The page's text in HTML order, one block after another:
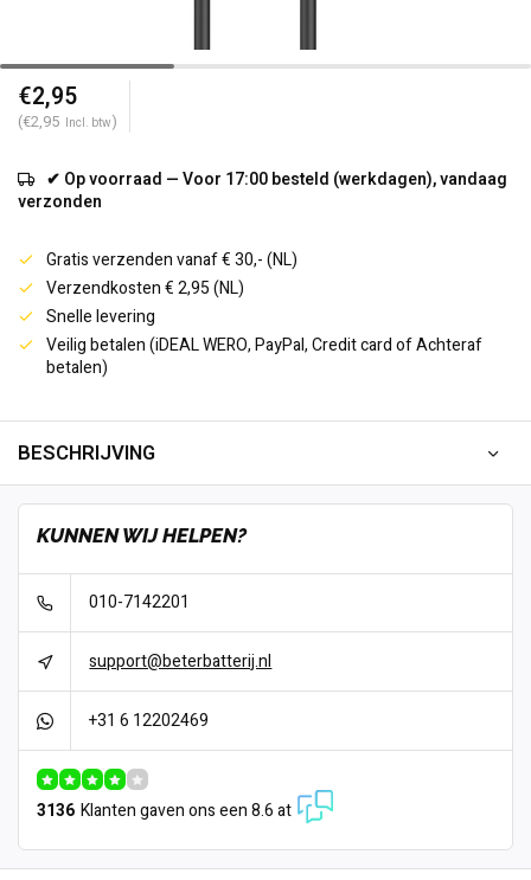
€2,95
(€2,95 Incl. btw)
✔ Op voorraad — Voor 17:00 besteld (werkdagen), vandaag
verzonden
Gratis verzenden vanaf € 30,- (NL)
Verzendkosten € 2,95 (NL)
Snelle levering
Veilig betalen (iDEAL WERO, PayPal, Credit card of Achteraf
betalen)
BESCHRIJVING
KUNNEN WIJ HELPEN?
010-7142201
support@beterbatterij.nl
+31 6 12202469
3136 Klanten gaven ons een 8.6 at